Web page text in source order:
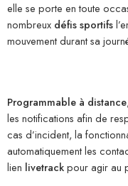
elle se porte en toute
nombreux défis sportifs
mouvement durant sa
Programmable à distance
les notifications afin de
cas d’incident, la
automatiquement les
lien livetrackpour agir au